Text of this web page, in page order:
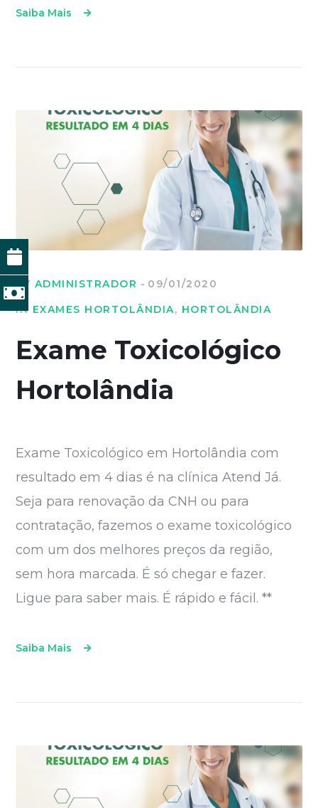
Saiba Mais
BY ADMINISTRADOR
09/01/2020
IN EXAMES HORTOLÂNDIA, HORTOLÂNDIA
Exame Toxicológico
Hortolândia
Exame Toxicológico em Hortolândia com
resultado em 4 dias é na clínica Atend Já.
Seja para renovação da CNH ou para
contratação, fazemos o exame toxicológico
com um dos melhores preços da região,
sem hora marcada. É só chegar e fazer.
Ligue para saber mais. É rápido e fácil. **
Saiba Mais